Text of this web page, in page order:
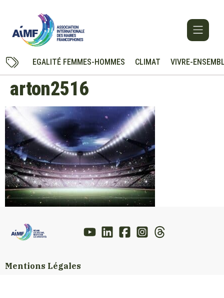
EGALITÉ FEMMES-HOMMES CLIMAT VIVRE-
arton2516
Mentions Légales